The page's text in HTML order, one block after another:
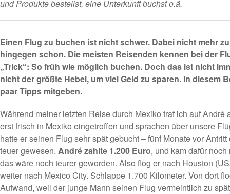
und Produkte bestellst, eine Unterkunft buchst o.ä.
Einen Flug zu buchen ist nicht schwer. Dabei nicht mehr
hingegen schon. Die meisten Reisenden kennen bei der
„Trick“: So früh wie möglich buchen. Doch das ist nicht
nicht der größte Hebel, um viel Geld zu sparen. In diesem
paar Tipps mitgeben.
Während meiner letzten Reise durch Mexiko traf ich auf André
erst frisch in Mexiko eingetroffen und sprachen über unsere
hatte er seinen Flug sehr spät gebucht – fünf Monate vor
teuer gewesen. André zahlte 1.200 Euro, und kam dafür
das wäre noch teurer geworden. Also flog er nach Houston
weiter nach Mexico City. Schlappe 1.700 Kilometer. Von dort
Aufwand, weil der junge Mann seinen Flug vermeintlich zu